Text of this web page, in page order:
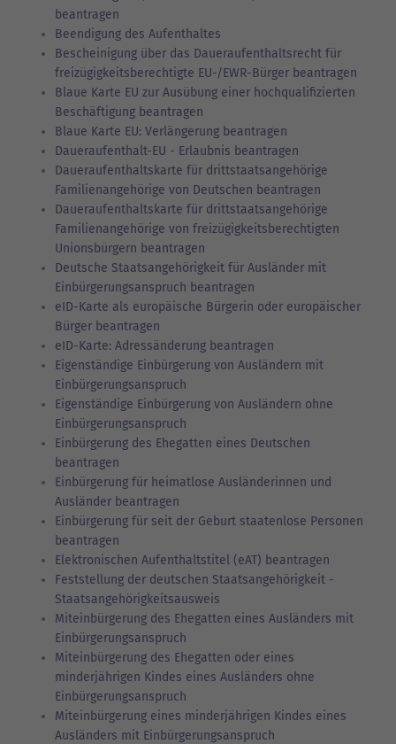
beantragen
Beendigung des Aufenthaltes
Bescheinigung über das Daueraufenthaltsrecht für
freizügigkeitsberechtigte EU-/EWR-Bürger beantragen
Blaue Karte EU zur Ausübung einer hochqualifizierten
Beschäftigung beantragen
Blaue Karte EU: Verlängerung beantragen
Daueraufenthalt-EU - Erlaubnis beantragen
Daueraufenthaltskarte für drittstaatsangehörige
Familienangehörige von Deutschen beantragen
Daueraufenthaltskarte für drittstaatsangehörige
Familienangehörige von freizügigkeitsberechtigten
Unionsbürgern beantragen
Deutsche Staatsangehörigkeit für Ausländer mit
Einbürgerungsanspruch beantragen
eID-Karte als europäische Bürgerin oder europäischer
Bürger beantragen
eID-Karte: Adressänderung beantragen
Eigenständige Einbürgerung von Ausländern mit
Einbürgerungsanspruch
Eigenständige Einbürgerung von Ausländern ohne
Einbürgerungsanspruch
Einbürgerung des Ehegatten eines Deutschen
beantragen
Einbürgerung für heimatlose Ausländerinnen und
Ausländer beantragen
Einbürgerung für seit der Geburt staatenlose Personen
beantragen
Elektronischen Aufenthaltstitel (eAT) beantragen
Feststellung der deutschen Staatsangehörigkeit -
Staatsangehörigkeitsausweis
Miteinbürgerung des Ehegatten eines Ausländers mit
Einbürgerungsanspruch
Miteinbürgerung des Ehegatten oder eines
minderjährigen Kindes eines Ausländers ohne
Einbürgerungsanspruch
Miteinbürgerung eines minderjährigen Kindes eines
Ausländers mit Einbürgerungsanspruch